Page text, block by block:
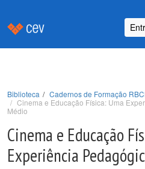
Biblioteca
Cadernos de Formação
Cinema e Educação Física: Uma
Médio
Cinema e Educação
Experiência